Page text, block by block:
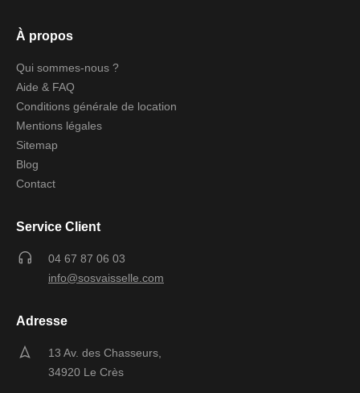
À propos
Qui sommes-nous ?
Aide & FAQ
Conditions générale de location
Mentions légales
Sitemap
Blog
Contact
Service Client
04 67 87 06 03
info@sosvaisselle.com
Adresse
13 Av. des Chasseurs,
34920 Le Crès